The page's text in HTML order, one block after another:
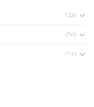
(23)
(86)
(114)